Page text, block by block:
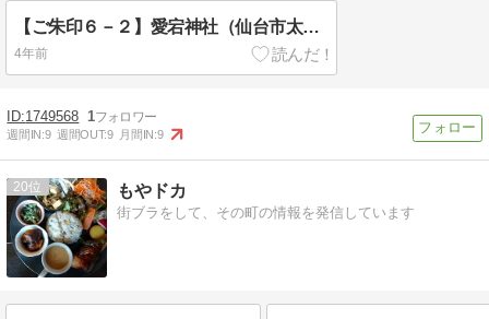
【ご朱印６－２】愛宕神社（仙台市太白区）
4年前
1749568 1
週間IN:9 週間OUT:9 月間IN:9
20 もやドカ
街ブラをして、その町の情報を発信しています